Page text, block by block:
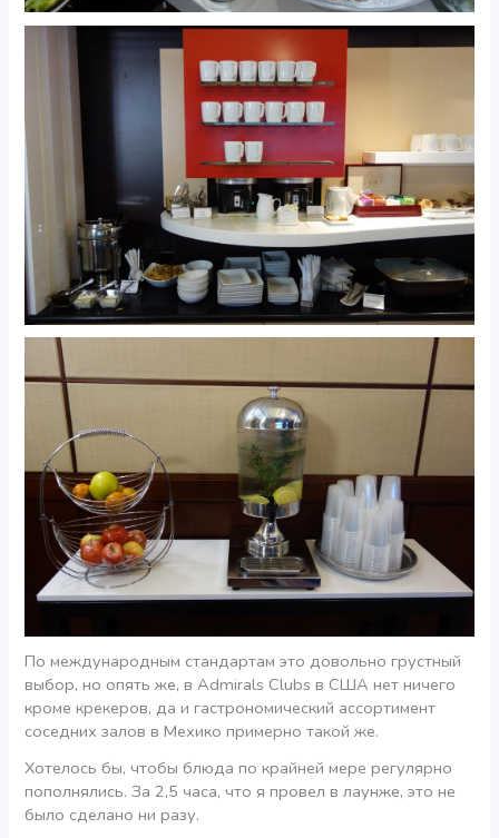
По международным стандартам это довольно грустный
выбор, но опять же, в Admirals Clubs в США нет ничего
кроме крекеров, да и гастрономический ассортимент
соседних залов в Мехико примерно такой же.
Хотелось бы, чтобы блюда по крайней мере регулярно
пополнялись. За 2,5 часа, что я провел в лаунже, это не
было сделано ни разу.